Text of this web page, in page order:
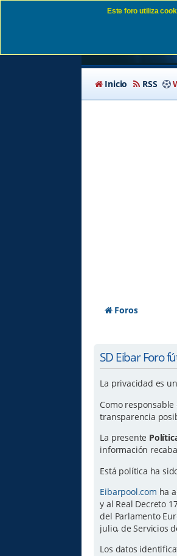
Política
Inicio RSS
Foros
SD Eibar Foro
La privacidad es
Como
transparencia
La presente
información
Está política ha
Eibarpool.com ha
y al Real Decreto
del Parlamento
julio, de Servicios
Los datos
Este foro utiliza